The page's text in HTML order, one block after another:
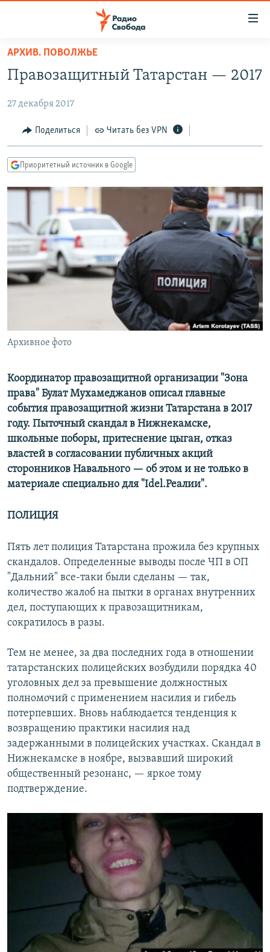
упрощенного
доступа
содержанию
Вернутся
навигации
поиску
ПОДКАСТЫ
АВТОРСКИЕ ПРОЕКТЫ
ЦИТАТЫ СВОБОДЫ
КУЛЬТУРА
IDEL.РЕАЛИИ
КАВКАЗ.РЕАЛИИ
СЕВЕР.РЕАЛИИ
СИБИРЬ.РЕАЛИИ
РАСПИСАНИЕ ВЕЩАНИЯ
ПОДПИШИТЕСЬ НА РАССЫЛКУ
СОЦИАЛЬНЫЕ СЕТИ
Все сайты РСЕ/РС
АРХИВ. ПОВОЛЖЬЕ
Правозащитный Татарстан — 2017
27 декабря 2017
Поделиться Читать без VPN
Приоритетный источник в Google
Архивное фото
Координатор правозащитной организации "Зона
права" Булат Мухамеджанов описал главные
события правозащитной жизни Татарстана в 2017
году. Пыточный скандал в Нижнекамске,
школьные поборы, притеснение цыган, отказ
властей в согласовании публичных акций
сторонников Навального — об этом и не только в
материале специально для "Idel.Реалии".
ПОЛИЦИЯ
Пять лет полиция Татарстана прожила без крупных
скандалов. Определенные выводы после ЧП в ОП
"Дальний" все-таки были сделаны — так,
количество жалоб на пытки в органах внутренних
дел, поступающих к правозащитникам,
сократилось в разы.
Тем не менее, за два последних года в отношении
татарстанских полицейских возбудили порядка 40
уголовных дел за превышение должностных
полномочий с применением насилия и гибель
потерпевших. Вновь наблюдается тенденция к
возвращению практики насилия над
задержанными в полицейских участках. Скандал в
Нижнекамске в ноябре, вызвавший широкий
общественный резонанс, — яркое тому
подтверждение.